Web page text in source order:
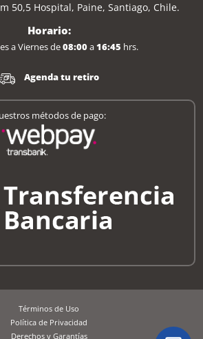
50,5 Hospital, Paine, Santiago, Chile.
Horario:
a Viernes de08:00a16:45 hrs.
Agenda tu retiro
métodos de pago:
Términos de Uso
Política de Privacidad
Derechos y Garantías